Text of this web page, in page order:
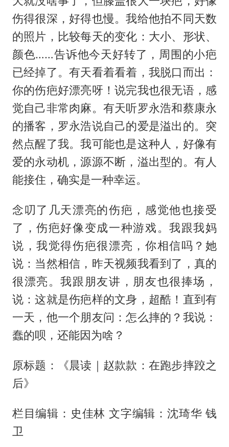
伤得很深，好得也慢。我给他拍不同天数
的照片，比较每天的变化：大小、形状、
颜色……告诉他今天好转了，周围的小疤
已经掉了。有天看着看着，我脱口而出：
你的伤疤好漂亮呀！说完我也很无语，感
觉自己非常肉麻。有天听罗永浩和蔡康永
的播客，罗永浩说自己的爱是溢出的。突
然点醒了我。我可能也是这种人，好像有
爱的永动机，源源不断，溢出型的。有人
能接住，确实是一种幸运。
念叨了几天漂亮的伤疤，感觉他也接受
了，伤疤好像变成一种游戏。我跟我妈
说，我觉得伤疤很漂亮，你相信吗？她
说：当然相信，昨天视频我看到了，真的
很漂亮。我跟朋友讲，朋友也很捧场，
说：这就是伤疤样的文身，超酷！直到有
一天，他一个朋友问：怎么摔的？我说：
蠢的呗，还能因为啥？
原标题：《晨读｜赵款款：在跑步摔跤之
后》
栏目编辑：史佳林 文字编辑：沈琦华 钱
卫